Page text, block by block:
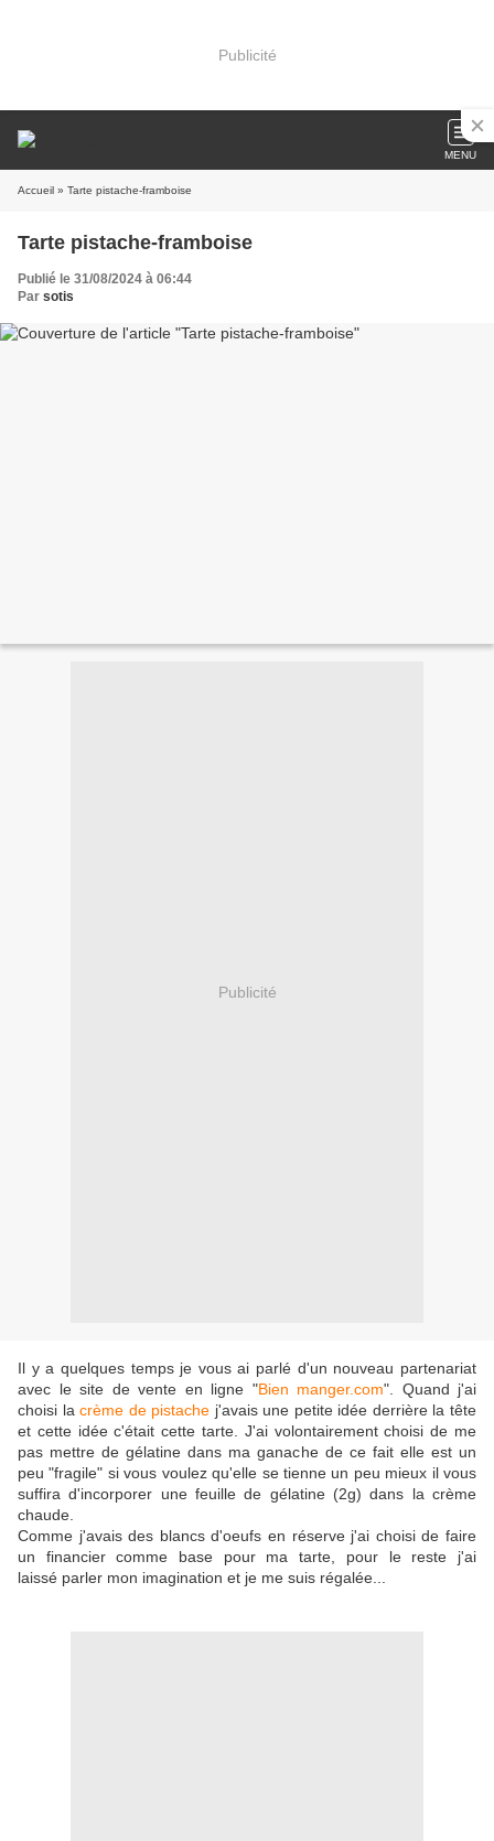
Publicité
MENU
Accueil » Tarte pistache-framboise
Tarte pistache-framboise
Publié le 31/08/2024 à 06:44
Par sotis
Publicité
Il y a quelques temps je vous ai parlé d'un nouveau partenariat
avec le site de vente en ligne "Bien manger.com". Quand j'ai
choisi lacrème de pistache j'avais une petite idée derrière la tête
et cette idée c'était cette tarte. J'ai volontairement choisi de me
pas mettre de gélatine dans ma ganache de ce fait elle est un
peu "fragile" si vous voulez qu'elle se tienne un peu mieux il vous
suffira d'incorporer une feuille de gélatine (2g) dans la crème
chaude.
Comme j'avais des blancs d'oeufs en réserve j'ai choisi de faire
un financier comme base pour ma tarte, pour le reste j'ai
laissé parler mon imagination et je me suis régalée...